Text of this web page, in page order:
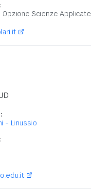
Scienze Applicate
- Linussio